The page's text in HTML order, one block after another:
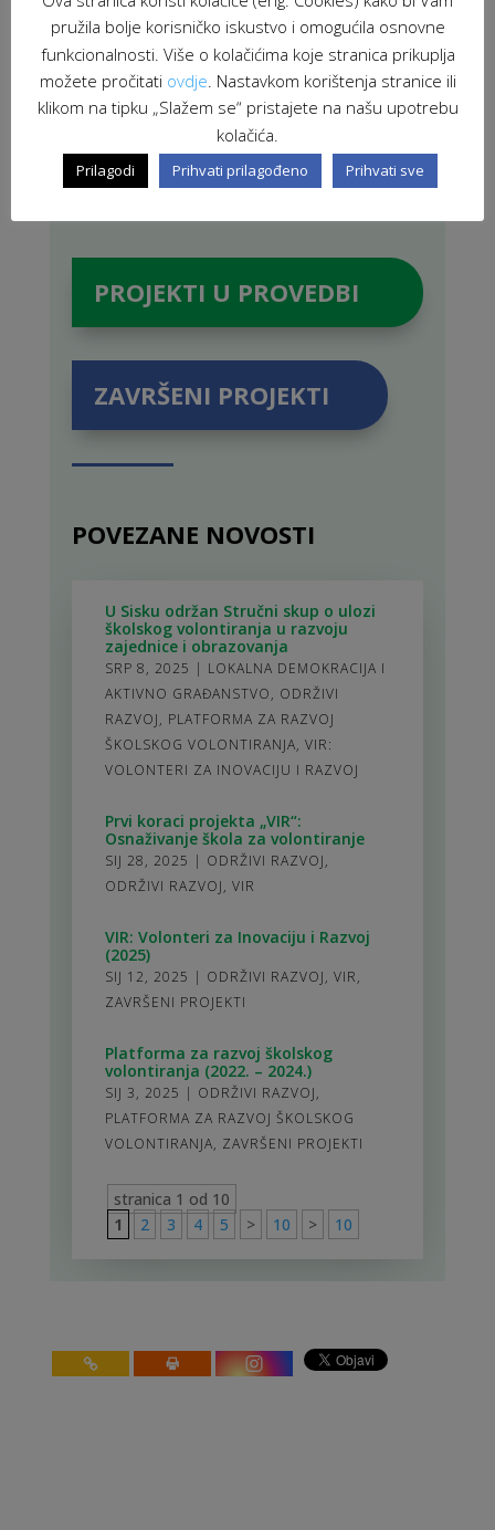
PROJEKTI U PROVEDBI
ZAVRŠENI PROJEKTI
POVEZANE NOVOSTI
U Sisku održan Stručni skup o ulozi
školskog volontiranja u razvoju
zajednice i obrazovanja
SRP 8, 2025 | LOKALNA DEMOKRACIJA I
AKTIVNO GRAĐANSTVO, ODRŽIVI
RAZVOJ, PLATFORMA ZA RAZVOJ
ŠKOLSKOG VOLONTIRANJA, VIR:
VOLONTERI ZA INOVACIJU I RAZVOJ
Prvi koraci projekta „VIR“:
Osnaživanje škola za volontiranje
SIJ 28, 2025 | ODRŽIVI RAZVOJ,
ODRŽIVI RAZVOJ, VIR
VIR: Volonteri za Inovaciju i Razvoj
(2025)
SIJ 12, 2025 | ODRŽIVI RAZVOJ, VIR,
ZAVRŠENI PROJEKTI
Platforma za razvoj školskog
volontiranja (2022. – 2024.)
SIJ 3, 2025 | ODRŽIVI RAZVOJ,
PLATFORMA ZA RAZVOJ ŠKOLSKOG
VOLONTIRANJA, ZAVRŠENI PROJEKTI
stranica 1 od 10
1
2 3 4 5 > 10 > 10
pružila bolje korisničko iskustvo i omogućila osnovne
funkcionalnosti. Više o kolačićima koje stranica prikuplja
možete pročitati ovdje. Nastavkom korištenja stranice ili
klikom na tipku „Slažem se“ pristajete na našu upotrebu
kolačića.
Prilagodi Prihvati prilagođeno Prihvati sve